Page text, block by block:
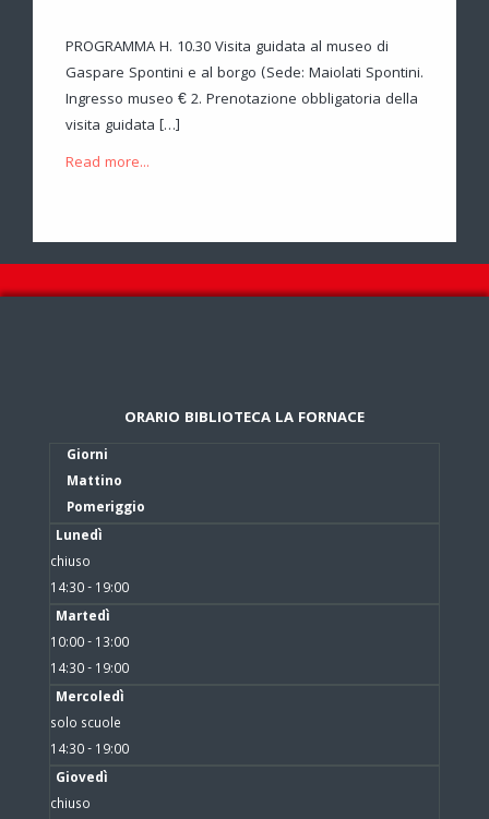
PROGRAMMA H. 10.30 Visita guidata al museo di
Gaspare Spontini e al borgo (Sede: Maiolati Spontini.
Ingresso museo € 2. Prenotazione obbligatoria della
visita guidata […]
Read more...
ORARIO BIBLIOTECA LA FORNACE
Giorni
Mattino
Pomeriggio
Lunedì
chiuso
14:30 - 19:00
Martedì
10:00 - 13:00
14:30 - 19:00
Mercoledì
solo scuole
14:30 - 19:00
Giovedì
chiuso